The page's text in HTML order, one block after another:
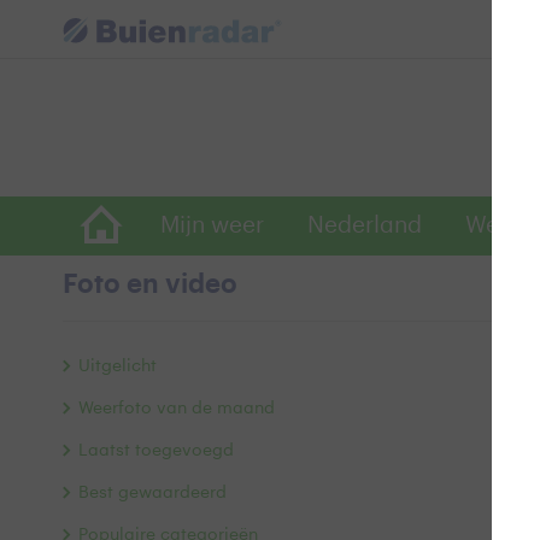
Mijn weer Nederland
Foto en video
Uitgelicht
Weerfoto van de maand
Laatst toegevoegd
Best gewaardeerd
Populaire categorieën